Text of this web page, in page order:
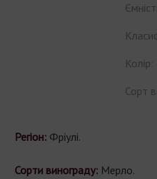
Колір:
Сорт
Регіон: Фріулі.
Сорти винограду: Мерло.